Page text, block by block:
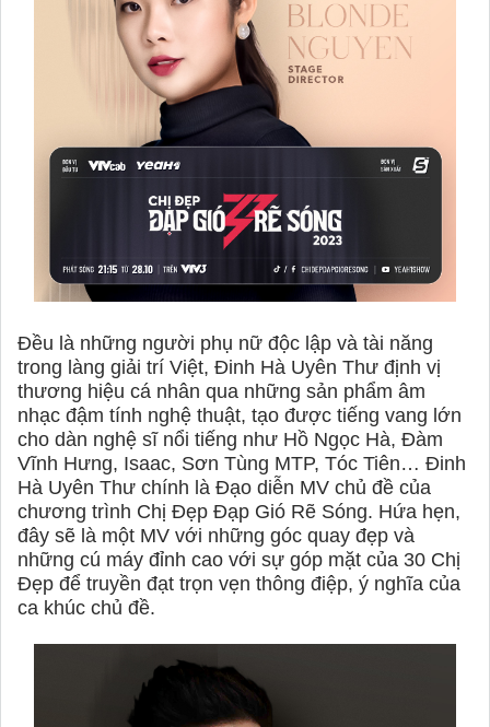
Đều là những người phụ nữ độc lập và tài năng
trong làng giải trí Việt, Đinh Hà Uyên Thư định vị
thương hiệu cá nhân qua những sản phẩm âm
nhạc đậm tính nghệ thuật, tạo được tiếng vang lớn
cho dàn nghệ sĩ nổi tiếng như Hồ Ngọc Hà, Đàm
Vĩnh Hưng, Isaac, Sơn Tùng MTP, Tóc Tiên… Đinh
Hà Uyên Thư chính là Đạo diễn MV chủ đề của
chương trình Chị Đẹp Đạp Gió Rẽ Sóng. Hứa hẹn,
đây sẽ là một MV với những góc quay đẹp và
những cú máy đỉnh cao với sự góp mặt của 30 Chị
Đẹp để truyền đạt trọn vẹn thông điệp, ý nghĩa của
ca khúc chủ đề.